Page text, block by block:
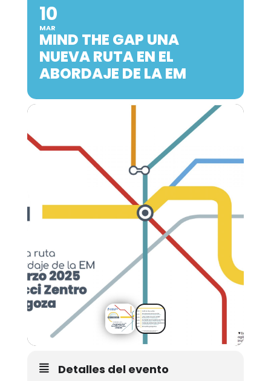
10
MAR
MIND THE GAP UNA
NUEVA RUTA EN EL
ABORDAJE DE LA EM
Detalles del evento